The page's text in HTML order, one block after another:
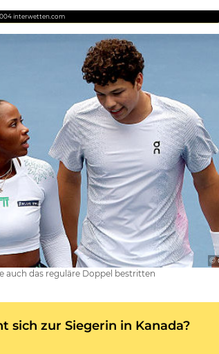
interwetten.com
©
auch das reguläre Doppel bestritten